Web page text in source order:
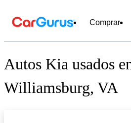
Comprar
Autos Kia usados
Williamsburg, VA